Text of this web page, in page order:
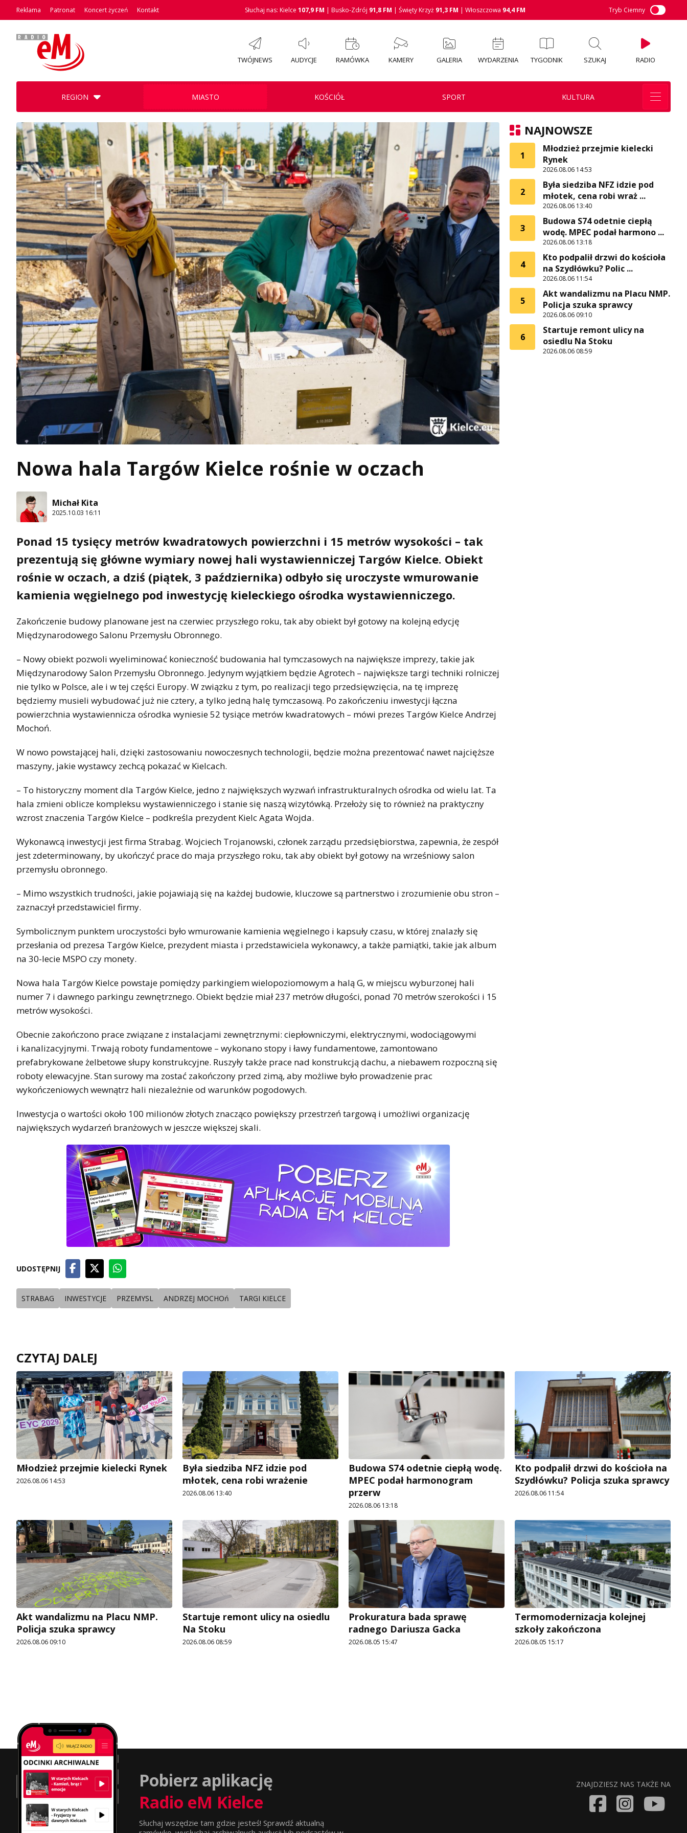
Reklama Patronat Koncert życzeń Kontakt Słuchaj nas: Kielce 107,9 FM | Busko-Zdrój 91,8 FM | Święty Krzyż 91,3 FM | Włoszczowa 94,4 FM Tryb Ciemny
TWÓJNEWS AUDYCJE RAMÓWKA KAMERY GALERIA WYDARZENIA TYGODNIK SZUKAJ RADIO
REGION MIASTO KOŚCIÓŁ SPORT KULTURA
Nowa hala Targów Kielce rośnie w oczach
Michał Kita
2025.10.03 16:11
Ponad 15 tysięcy metrów kwadratowych powierzchni i 15 metrów wysokości – tak
prezentują się główne wymiary nowej hali wystawienniczej Targów Kielce. Obiekt
rośnie w oczach, a dziś (piątek, 3 października) odbyło się uroczyste wmurowanie
kamienia węgielnego pod inwestycję kieleckiego ośrodka wystawienniczego.
Zakończenie budowy planowane jest na czerwiec przyszłego roku, tak aby obiekt był gotowy na kolejną edycję
Międzynarodowego Salonu Przemysłu Obronnego.
– Nowy obiekt pozwoli wyeliminować konieczność budowania hal tymczasowych na największe imprezy, takie jak
Międzynarodowy Salon Przemysłu Obronnego. Jedynym wyjątkiem będzie Agrotech – największe targi techniki rolniczej
nie tylko w Polsce, ale i w tej części Europy. W związku z tym, po realizacji tego przedsięwzięcia, na tę imprezę
będziemy musieli wybudować już nie cztery, a tylko jedną halę tymczasową. Po zakończeniu inwestycji łączna
powierzchnia wystawiennicza ośrodka wyniesie 52 tysiące metrów kwadratowych – mówi prezes Targów Kielce Andrzej
Mochoń.
W nowo powstającej hali, dzięki zastosowaniu nowoczesnych technologii, będzie można prezentować nawet najcięższe
maszyny, jakie wystawcy zechcą pokazać w Kielcach.
– To historyczny moment dla Targów Kielce, jedno z największych wyzwań infrastrukturalnych ośrodka od wielu lat. Ta
hala zmieni oblicze kompleksu wystawienniczego i stanie się naszą wizytówką. Przełoży się to również na praktyczny
wzrost znaczenia Targów Kielce – podkreśla prezydent Kielc Agata Wojda.
Wykonawcą inwestycji jest firma Strabag. Wojciech Trojanowski, członek zarządu przedsiębiorstwa, zapewnia, że zespół
jest zdeterminowany, by ukończyć prace do maja przyszłego roku, tak aby obiekt był gotowy na wrześniowy salon
przemysłu obronnego.
– Mimo wszystkich trudności, jakie pojawiają się na każdej budowie, kluczowe są partnerstwo i zrozumienie obu stron –
zaznaczył przedstawiciel firmy.
Symbolicznym punktem uroczystości było wmurowanie kamienia węgielnego i kapsuły czasu, w której znalazły się
przesłania od prezesa Targów Kielce, prezydent miasta i przedstawiciela wykonawcy, a także pamiątki, takie jak album
na 30-lecie MSPO czy monety.
Nowa hala Targów Kielce powstaje pomiędzy parkingiem wielopoziomowym a halą G, w miejscu wyburzonej hali
numer 7 i dawnego parkingu zewnętrznego. Obiekt będzie miał 237 metrów długości, ponad 70 metrów szerokości i 15
metrów wysokości.
Obecnie zakończono prace związane z instalacjami zewnętrznymi: ciepłowniczymi, elektrycznymi, wodociągowymi
i kanalizacyjnymi. Trwają roboty fundamentowe – wykonano stopy i ławy fundamentowe, zamontowano
prefabrykowane żelbetowe słupy konstrukcyjne. Ruszyły także prace nad konstrukcją dachu, a niebawem rozpoczną się
roboty elewacyjne. Stan surowy ma zostać zakończony przed zimą, aby możliwe było prowadzenie prac
wykończeniowych wewnątrz hali niezależnie od warunków pogodowych.
Inwestycja o wartości około 100 milionów złotych znacząco powiększy przestrzeń targową i umożliwi organizację
największych wydarzeń branżowych w jeszcze większej skali.
UDOSTĘPNIJ
STRABAG INWESTYCJE PRZEMYSL ANDRZEJ MOCHOń TARGI KIELCE
NAJNOWSZE
1
Młodzież przejmie kielecki
Rynek
2026.08.06 14:53
2
Była siedziba NFZ idzie pod
młotek, cena robi wraż ...
2026.08.06 13:40
3
Budowa S74 odetnie ciepłą
wodę. MPEC podał harmono ...
2026.08.06 13:18
4
Kto podpalił drzwi do kościoła
na Szydłówku? Polic ...
2026.08.06 11:54
5
Akt wandalizmu na Placu NMP.
Policja szuka sprawcy
2026.08.06 09:10
6
Startuje remont ulicy na
osiedlu Na Stoku
2026.08.06 08:59
CZYTAJ DALEJ
Młodzież przejmie kielecki Rynek
2026.08.06 14:53
Była siedziba NFZ idzie pod
młotek, cena robi wrażenie
2026.08.06 13:40
Budowa S74 odetnie ciepłą wodę.
MPEC podał harmonogram
przerw
2026.08.06 13:18
Kto podpalił drzwi do kościoła na
Szydłówku? Policja szuka sprawcy
2026.08.06 11:54
Akt wandalizmu na Placu NMP.
Policja szuka sprawcy
2026.08.06 09:10
Startuje remont ulicy na osiedlu
Na Stoku
2026.08.06 08:59
Prokuratura bada sprawę
radnego Dariusza Gacka
2026.08.05 15:47
Termomodernizacja kolejnej
szkoły zakończona
2026.08.05 15:17
Pobierz aplikację
Radio eM Kielce
Słuchaj wszędzie tam gdzie jesteś! Sprawdź aktualną
ZNAJDZIESZ NAS TAKŻE NA